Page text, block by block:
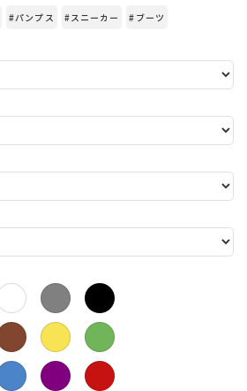
#パンプス #スニーカー #ブーツ